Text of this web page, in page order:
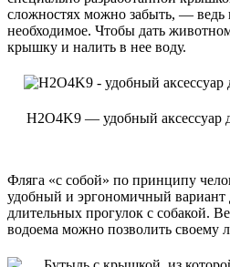
сложностях можно забыть, — ведь
необходимое. Чтобы дать
крышку и налить в нее воду.
H2O4K9 — удобный аксессуар
Фляга «с собой» по принципу
удобный и эргономичный вариант
длительных прогулок с собакой.
водоема можно позволить своему